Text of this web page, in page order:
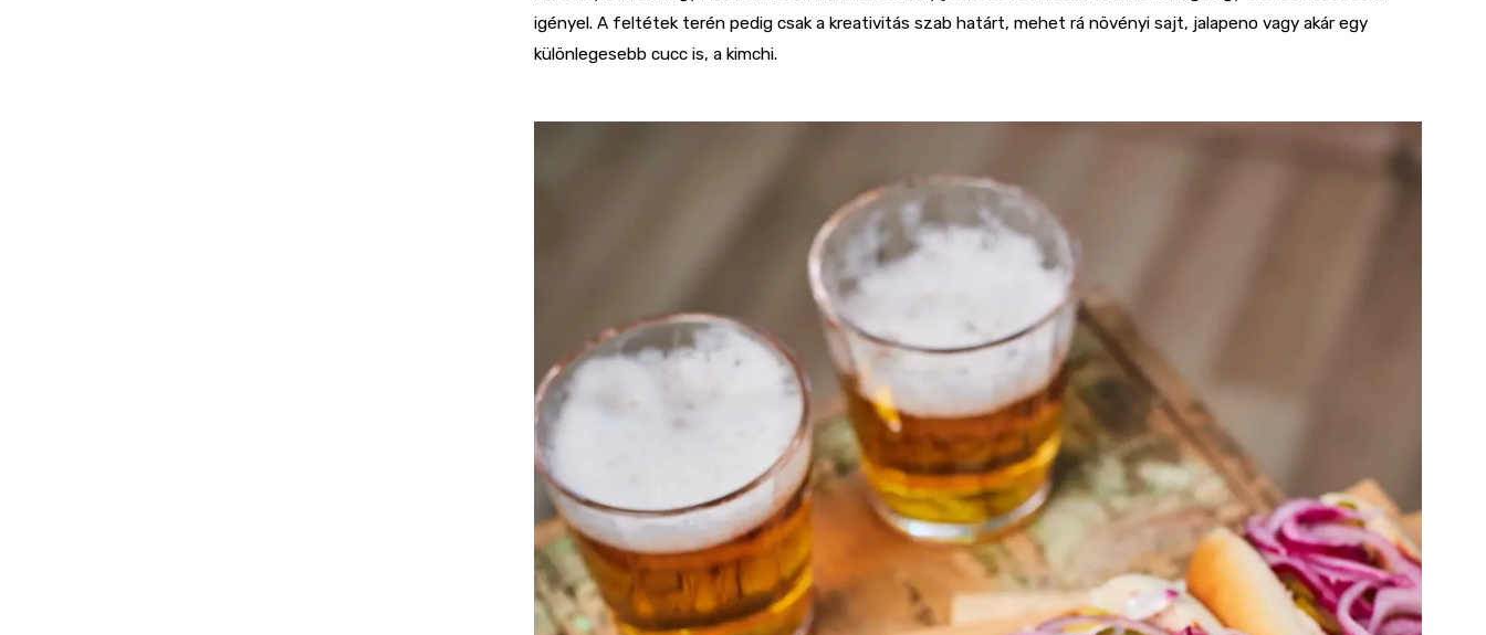
igényel. A feltétek terén pedig csak a kreativitás szab határt, mehet rá növényi sajt, jalapeno vagy akár egy
különlegesebb cucc is, a kimchi.